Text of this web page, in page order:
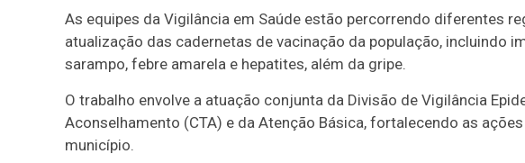
As equipes da Vigilância em Saúde estão percorrendo diferentes
atualização das cadernetas de vacinação da população, incluindo
sarampo, febre amarela e hepatites, além da gripe.
O trabalho envolve a atuação conjunta da Divisão de Vigilância
Aconselhamento (CTA) e da Atenção Básica, fortalecendo as
município.